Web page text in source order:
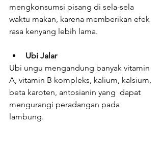
mengkonsumsi pisang di sela-sela
waktu makan, karena memberikan efek
rasa kenyang lebih lama.
Ubi Jalar
Ubi ungu mengandung banyak vitamin
A, vitamin B kompleks, kalium, kalsium,
beta karoten, antosianin yang  dapat
mengurangi peradangan pada
lambung.